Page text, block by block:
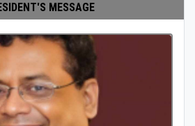
MESSAGE